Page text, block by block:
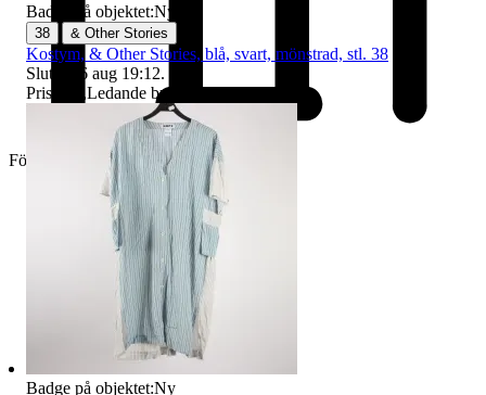
Företag
Badge på objektet:Ny
38 & Other Stories
Kostym, & Other Stories, blå, svart, mönstrad, stl. 38
Sluttid
16 aug 19:12.
Pris:
,Ledande bud
Badge på objektet:Ny